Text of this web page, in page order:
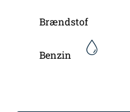
Brændstof
Benzin